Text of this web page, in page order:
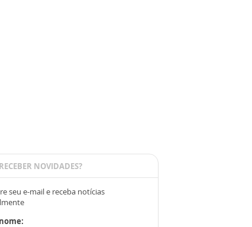
NOVIDADES?
seu e-mail e receba notícias